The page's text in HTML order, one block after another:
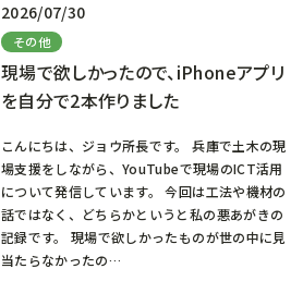
2026/07/30
その他
現場で欲しかったので、iPhoneアプリ
を自分で2本作りました
こんにちは、ジョウ所長です。 兵庫で土木の現
場支援をしながら、YouTubeで現場のICT活用
について発信しています。 今回は工法や機材の
話ではなく、どちらかというと私の悪あがきの
記録です。 現場で欲しかったものが世の中に見
当たらなかったの…